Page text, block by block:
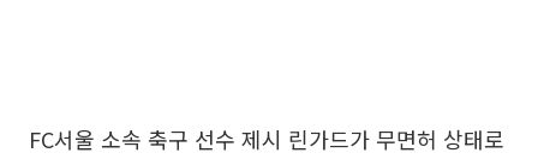
FC서울 소속 축구 선수 제시 린가드가 무면허 상태로